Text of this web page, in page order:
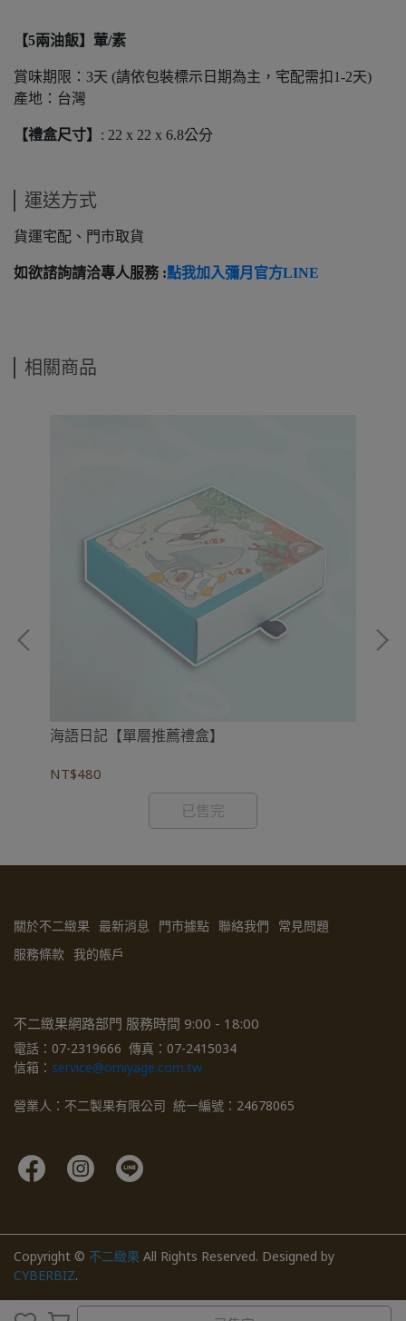
【5兩油飯】葷/素
賞味期限：3天 (請依包裝標示日期為主，宅配需扣1-2天)
產地：台灣
【禮盒尺寸】 : 22 x 22 x 6.8公分
運送方式
貨運宅配、門市取貨
如欲諮詢請洽專人服務 :點我加入彌月官方LINE
相關商品
海語日記【單層推薦禮盒】
NT$480
已售完
關於不二緻果 最新消息 門市據點 聯絡我們
常見問題
服務條款 我的帳戶
不二緻果網路部門 服務時間 9:00 - 18:00
電話：07-2319666  傳真：07-2415034
信箱： service@omiyage.com.tw
營業人：不二製果有限公司  統一編號：24678065
Copyright © 不二緻果 All Rights Reserved. Designed by
CYBERBIZ.